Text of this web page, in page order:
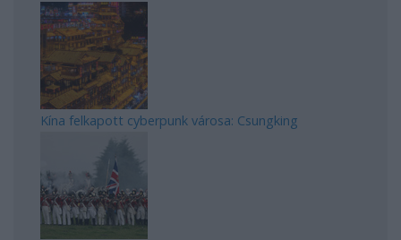
Kína felkapott cyberpunk városa: Csungking